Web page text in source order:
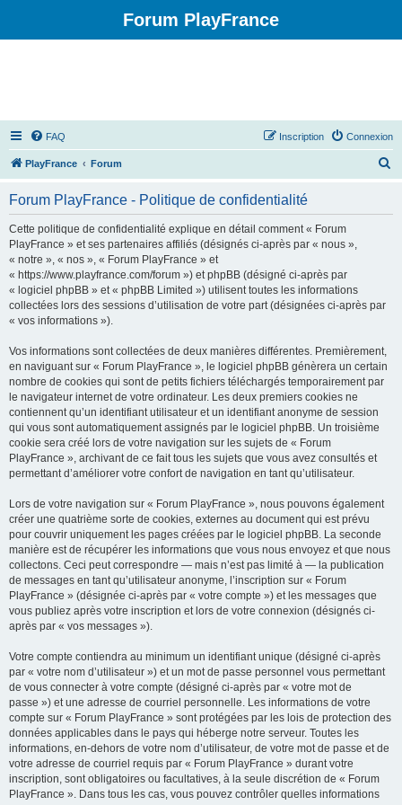
Forum PlayFrance
FAQ Connexion
Inscription
PlayFrance Forum
Forum PlayFrance - Politique de confidentialité
Cette politique de confidentialité explique en détail comment « Forum
PlayFrance » et ses partenaires affiliés (désignés ci-après par « nous »,
« notre », « nos », « Forum PlayFrance » et
« https://www.playfrance.com/forum ») et phpBB (désigné ci-après par
« logiciel phpBB » et « phpBB Limited ») utilisent toutes les informations
collectées lors des sessions d’utilisation de votre part (désignées ci-après par
« vos informations »).
Vos informations sont collectées de deux manières différentes. Premièrement,
en naviguant sur « Forum PlayFrance », le logiciel phpBB génèrera un certain
nombre de cookies qui sont de petits fichiers téléchargés temporairement par
le navigateur internet de votre ordinateur. Les deux premiers cookies ne
contiennent qu’un identifiant utilisateur et un identifiant anonyme de session
qui vous sont automatiquement assignés par le logiciel phpBB. Un troisième
cookie sera créé lors de votre navigation sur les sujets de « Forum
PlayFrance », archivant de ce fait tous les sujets que vous avez consultés et
permettant d’améliorer votre confort de navigation en tant qu’utilisateur.
Lors de votre navigation sur « Forum PlayFrance », nous pouvons également
créer une quatrième sorte de cookies, externes au document qui est prévu
pour couvrir uniquement les pages créées par le logiciel phpBB. La seconde
manière est de récupérer les informations que vous nous envoyez et que nous
collectons. Ceci peut correspondre — mais n’est pas limité à — la publication
de messages en tant qu’utilisateur anonyme, l’inscription sur « Forum
PlayFrance » (désignée ci-après par « votre compte ») et les messages que
vous publiez après votre inscription et lors de votre connexion (désignés ci-
après par « vos messages »).
Votre compte contiendra au minimum un identifiant unique (désigné ci-après
par « votre nom d’utilisateur ») et un mot de passe personnel vous permettant
de vous connecter à votre compte (désigné ci-après par « votre mot de
passe ») et une adresse de courriel personnelle. Les informations de votre
compte sur « Forum PlayFrance » sont protégées par les lois de protection des
données applicables dans le pays qui héberge notre serveur. Toutes les
informations, en-dehors de votre nom d’utilisateur, de votre mot de passe et de
votre adresse de courriel requis par « Forum PlayFrance » durant votre
inscription, sont obligatoires ou facultatives, à la seule discrétion de « Forum
PlayFrance ». Dans tous les cas, vous pouvez contrôler quelles informations